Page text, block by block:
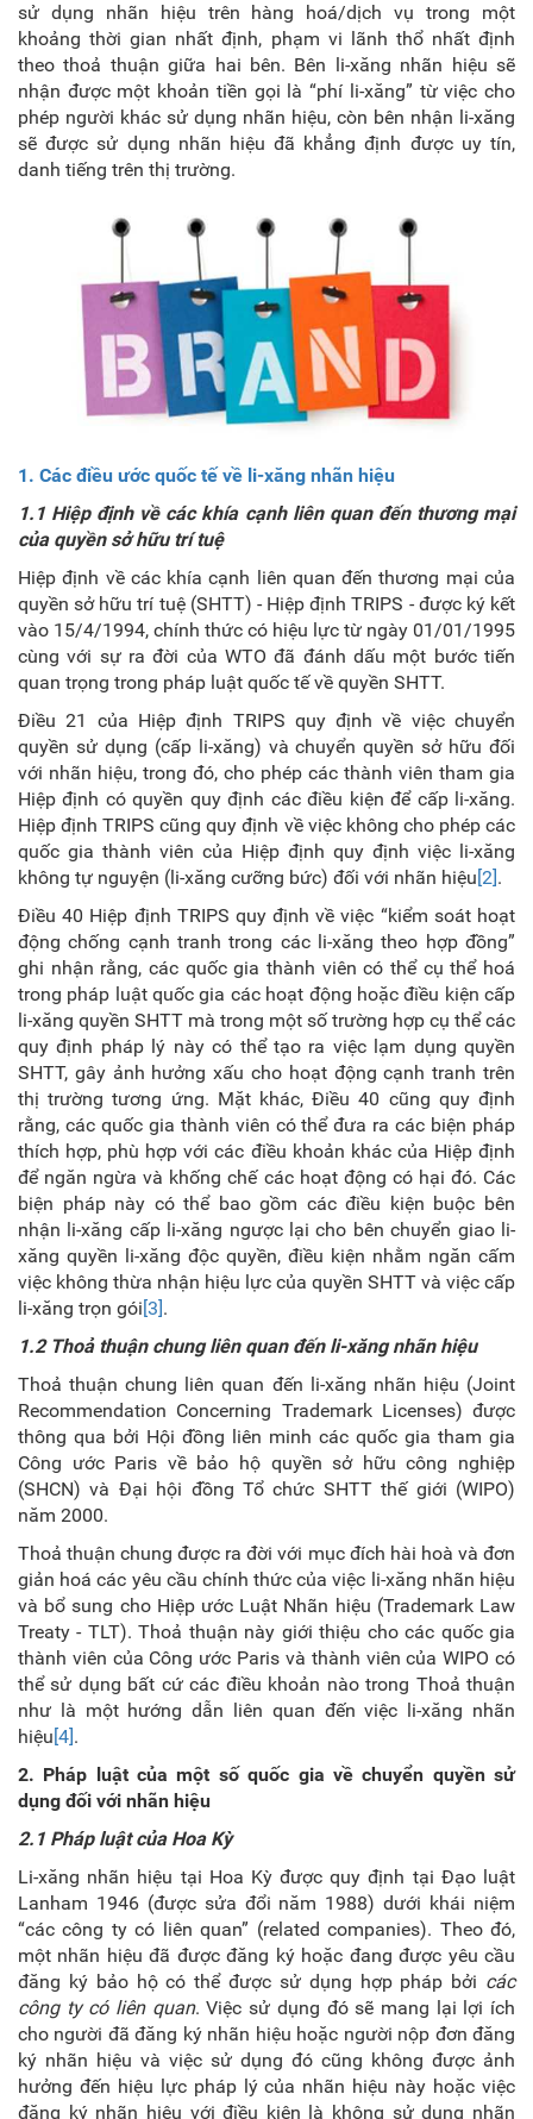
sử dụng nhãn hiệu trên hàng hoá/dịch vụ trong một
khoảng thời gian nhất định, phạm vi lãnh thổ nhất định
theo thoả thuận giữa hai bên. Bên li-xăng nhãn hiệu sẽ
nhận được một khoản tiền gọi là “phí li-xăng” từ việc cho
phép người khác sử dụng nhãn hiệu, còn bên nhận li-xăng
sẽ được sử dụng nhãn hiệu đã khẳng định được uy tín,
danh tiếng trên thị trường.
1. Các điều ước quốc tế về li-xăng nhãn hiệu
1.1 Hiệp định về các khía cạnh liên quan đến thương mại
của quyền sở hữu trí tuệ
Hiệp định về các khía cạnh liên quan đến thương mại của
quyền sở hữu trí tuệ (SHTT) - Hiệp định TRIPS - được ký kết
vào 15/4/1994, chính thức có hiệu lực từ ngày 01/01/1995
cùng với sự ra đời của WTO đã đánh dấu một bước tiến
quan trọng trong pháp luật quốc tế về quyền SHTT.
Điều 21 của Hiệp định TRIPS quy định về việc chuyển
quyền sử dụng (cấp li-xăng) và chuyển quyền sở hữu đối
với nhãn hiệu, trong đó, cho phép các thành viên tham gia
Hiệp định có quyền quy định các điều kiện để cấp li-xăng.
Hiệp định TRIPS cũng quy định về việc không cho phép các
quốc gia thành viên của Hiệp định quy định việc li-xăng
không tự nguyện (li-xăng cưỡng bức) đối với nhãn hiệu[2].
Điều 40 Hiệp định TRIPS quy định về việc “kiểm soát hoạt
động chống cạnh tranh trong các li-xăng theo hợp đồng”
ghi nhận rằng, các quốc gia thành viên có thể cụ thể hoá
trong pháp luật quốc gia các hoạt động hoặc điều kiện cấp
li-xăng quyền SHTT mà trong một số trường hợp cụ thể các
quy định pháp lý này có thể tạo ra việc lạm dụng quyền
SHTT, gây ảnh hưởng xấu cho hoạt động cạnh tranh trên
thị trường tương ứng. Mặt khác, Điều 40 cũng quy định
rằng, các quốc gia thành viên có thể đưa ra các biện pháp
thích hợp, phù hợp với các điều khoản khác của Hiệp định
để ngăn ngừa và khống chế các hoạt động có hại đó. Các
biện pháp này có thể bao gồm các điều kiện buộc bên
nhận li-xăng cấp li-xăng ngược lại cho bên chuyển giao li-
xăng quyền li-xăng độc quyền, điều kiện nhằm ngăn cấm
việc không thừa nhận hiệu lực của quyền SHTT và việc cấp
li-xăng trọn gói[3].
1.2 Thoả thuận chung liên quan đến li-xăng nhãn hiệu
Thoả thuận chung liên quan đến li-xăng nhãn hiệu (Joint
Recommendation Concerning Trademark Licenses) được
thông qua bởi Hội đồng liên minh các quốc gia tham gia
Công ước Paris về bảo hộ quyền sở hữu công nghiệp
(SHCN) và Đại hội đồng Tổ chức SHTT thế giới (WIPO)
năm 2000.
Thoả thuận chung được ra đời với mục đích hài hoà và đơn
giản hoá các yêu cầu chính thức của việc li-xăng nhãn hiệu
và bổ sung cho Hiệp ước Luật Nhãn hiệu (Trademark Law
Treaty - TLT). Thoả thuận này giới thiệu cho các quốc gia
thành viên của Công ước Paris và thành viên của WIPO có
thể sử dụng bất cứ các điều khoản nào trong Thoả thuận
như là một hướng dẫn liên quan đến việc li-xăng nhãn
hiệu[4].
2. Pháp luật của một số quốc gia về chuyển quyền sử
dụng đối với nhãn hiệu
2.1 Pháp luật của Hoa Kỳ
Li-xăng nhãn hiệu tại Hoa Kỳ được quy định tại Đạo luật
Lanham 1946 (được sửa đổi năm 1988) dưới khái niệm
“các công ty có liên quan” (related companies). Theo đó,
một nhãn hiệu đã được đăng ký hoặc đang được yêu cầu
đăng ký bảo hộ có thể được sử dụng hợp pháp bởi các
công ty có liên quan. Việc sử dụng đó sẽ mang lại lợi ích
cho người đã đăng ký nhãn hiệu hoặc người nộp đơn đăng
ký nhãn hiệu và việc sử dụng đó cũng không được ảnh
hưởng đến hiệu lực pháp lý của nhãn hiệu này hoặc việc
đăng ký nhãn hiệu với điều kiện là không sử dụng nhãn